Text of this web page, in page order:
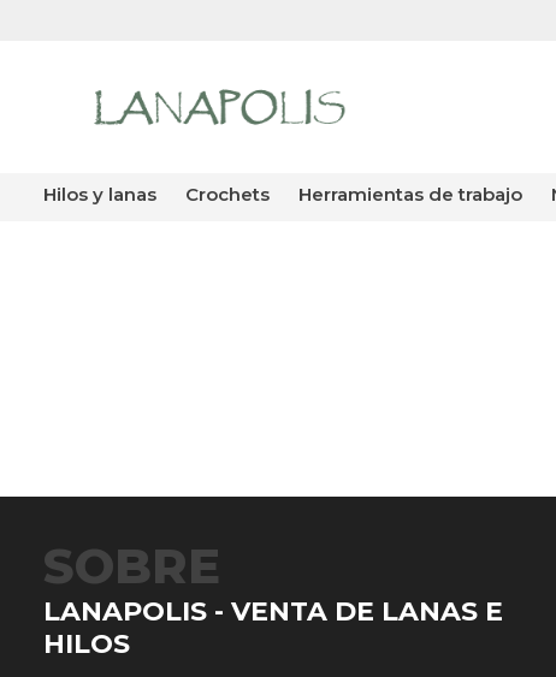
hilos y lanas crochets herramientas de trabajo
SOBRE
LANAPOLIS - VENTA DE LANAS E
HILOS